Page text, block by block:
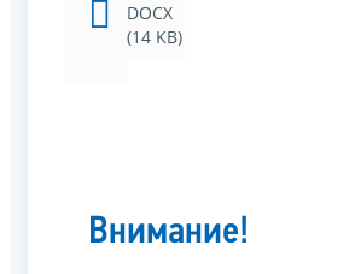
DOCX
(14 KB)
Внимание!